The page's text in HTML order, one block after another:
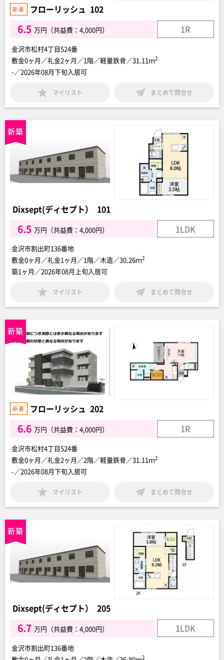
フローリッシュ 102
6.5 万円（共益費：4,000円） 1R
金沢市松村4丁目524番
敷金0ヶ月／礼金2ヶ月／1階／軽量鉄骨／31.11ｍ2
-／2026年08月下旬入居可
マイリスト まとめて問合せ
Dixsept(ディセプト） 101
6.5 万円（共益費：4,000円） 1LDK
金沢市割出町136番地
敷金0ヶ月／礼金1ヶ月／1階／木造／30.26ｍ2
築1ヶ月／2026年08月上旬入居可
マイリスト まとめて問合せ
フローリッシュ 202
6.6 万円（共益費：4,000円） 1R
金沢市松村4丁目524番
敷金0ヶ月／礼金2ヶ月／2階／軽量鉄骨／31.11ｍ2
-／2026年08月下旬入居可
マイリスト まとめて問合せ
Dixsept(ディセプト） 205
6.7 万円（共益費：4,000円） 1LDK
金沢市割出町136番地
2